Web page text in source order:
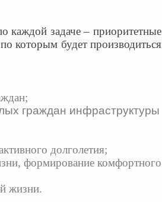
каждой задаче – приоритетные
которым будет производиться
граждан инфраструктуры
долголетия;
формирование комфортного
жизни.